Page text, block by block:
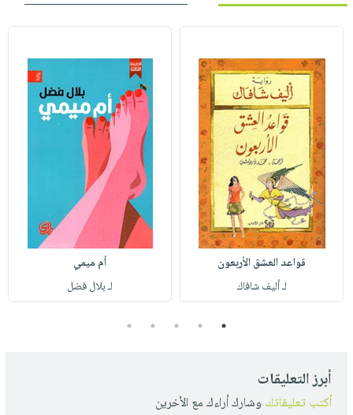
قواعد العشق الأربعون
لـ أليف شافاك
أم ميمي
لـ بلال فضل
1
2
3
4
5
أبرز التعليقات
أكتب تعليقاتك وشارك أراءك مع الأخرين